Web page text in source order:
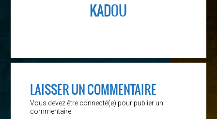
KADOU
LAISSER UN COMMENTAIRE
Vous devez être connecté(e) pour publier un
commentaire.